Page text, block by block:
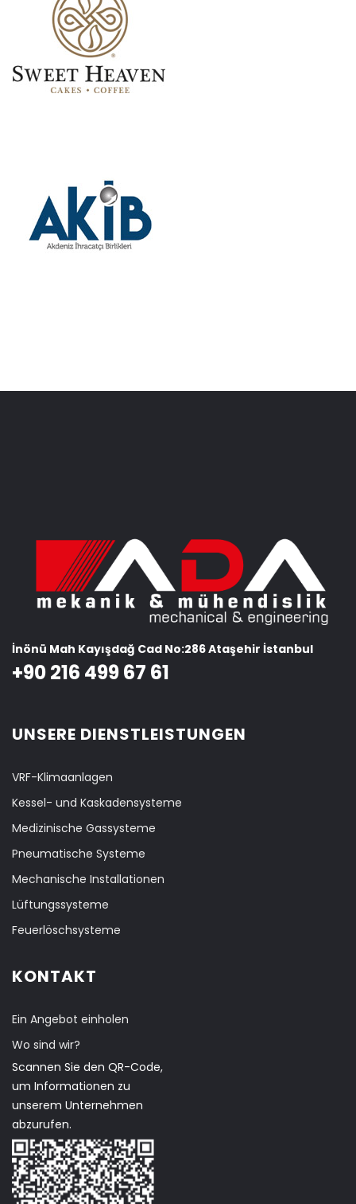
İnönü Mah Kayışdağ Cad No:286 Ataşehir İstanbul
+90 216 499 67 61
UNSERE DIENSTLEISTUNGEN
VRF-Klimaanlagen
Kessel- und Kaskadensysteme
Medizinische Gassysteme
Pneumatische Systeme
Mechanische Installationen
Lüftungssysteme
Feuerlöschsysteme
KONTAKT
Ein Angebot einholen
Wo sind wir?
Scannen Sie den QR-Code,
um Informationen zu
unserem Unternehmen
abzurufen.